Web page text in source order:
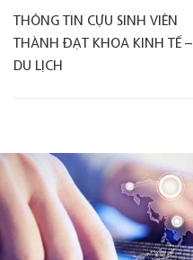
THÔNG TIN CỰU SINH VIÊN
THÀNH ĐẠT KHOA KINH TẾ –
DU LỊCH